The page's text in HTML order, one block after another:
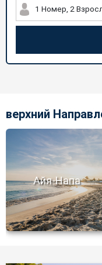
1 Номер, 2
верхний
Айя-Напа